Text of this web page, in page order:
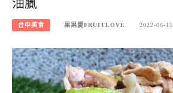
台中美食 果果愛FRUITLOVE 2022-06-15